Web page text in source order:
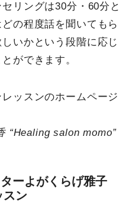
リングは30分・60分と
の程度話を聞いてもら
いかという段階に応じ
ができます。
ッスンのホームページ
“Healing salon momo”
ーよがくらげ雅子
スン